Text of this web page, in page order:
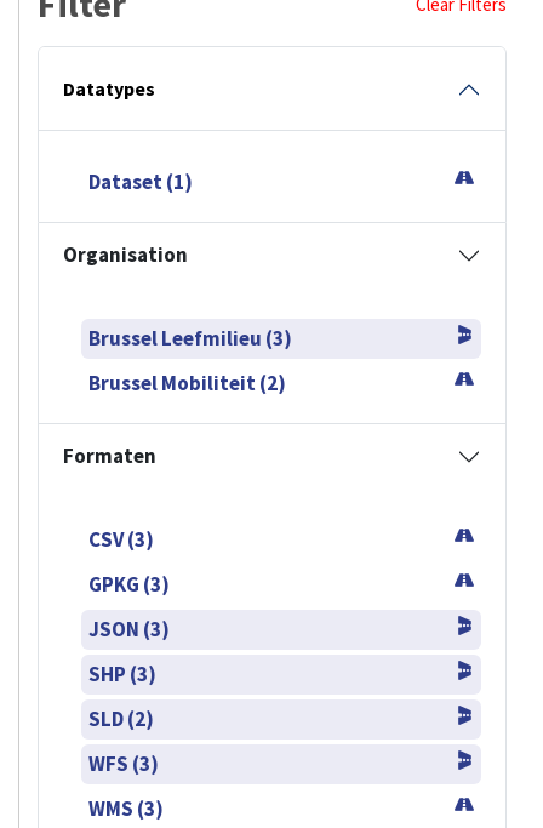
Datatypes
Dataset (1)
Organisation
Brussel Leefmilieu (3)
Brussel Mobiliteit (2)
Formaten
CSV (3)
GPKG (3)
JSON (3)
SHP (3)
SLD (2)
WFS (3)
WMS (3)